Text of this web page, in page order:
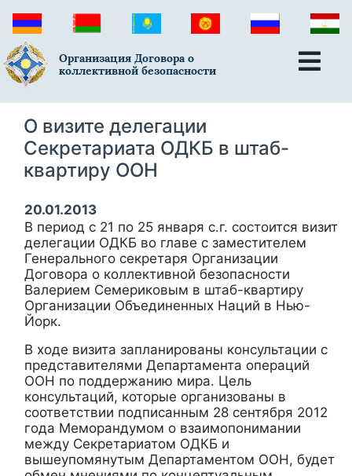
Организация Договора о
коллективной безопасности
О визите делегации
Секретариата ОДКБ в штаб-
квартиру ООН
20.01.2013
В период с 21 по 25 января с.г. состоится визит
делегации ОДКБ во главе с заместителем
Генерального секретаря Организации
Договора о коллективной безопасности
Валерием Семериковым в штаб-квартиру
Организации Объединенных Наций в Нью-
Йорк.
В ходе визита запланированы консультации с
представителями Департамента операций
ООН по поддержанию мира. Цель
консультаций, которые организованы в
соответствии подписанным 28 сентября 2012
года Меморандумом о взаимопонимании
между Секретариатом ОДКБ и
вышеупомянутым Департаментом ООН, будет